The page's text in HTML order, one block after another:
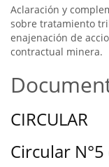
Aclaración y
sobre tratamiento
enajenación de
contractual minera.
CIRCULAR
Circular